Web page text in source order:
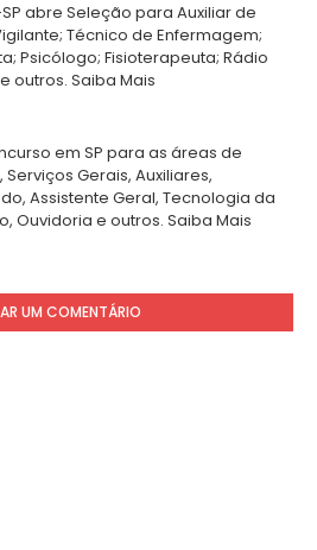
SP abre Seleção para Auxiliar de
Técnico de Enfermagem;
Psicólogo; Fisioterapeuta; Rádio
outros. Saiba Mais
em SP para as áreas de
Gerais, Auxiliares,
Assistente Geral, Tecnologia da
Ouvidoria e outros. Saiba Mais
UM COMENTÁRIO